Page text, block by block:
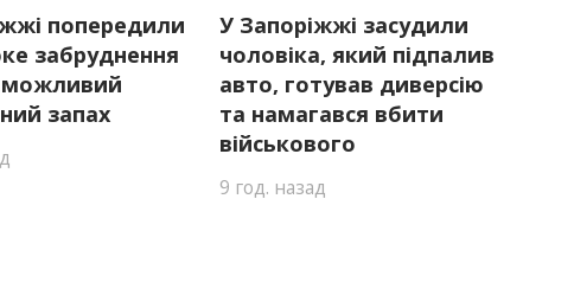
попередили
забруднення
можливий
запах
У Запоріжжі засудили
чоловіка, який підпалив
авто, готував диверсію
та намагався вбити
військового
9 год. назад